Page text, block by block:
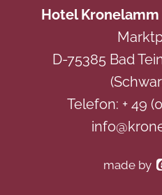
Hotel
D-75385 Bad
Telefon: + 49
made by